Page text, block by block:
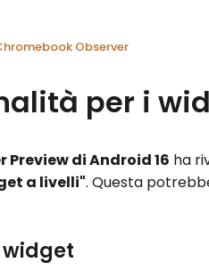
Observer
per i
Preview di Android 16 ha
a livelli". Questa